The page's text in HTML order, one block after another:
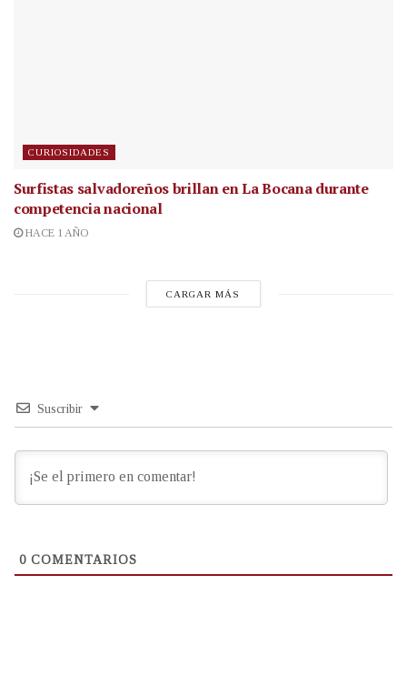
CURIOSIDADES
Surfistas salvadoreños brillan en La Bocana durante
competencia nacional
HACE 1 AÑO
CARGAR MÁS
Suscribir
0 COMENTARIOS